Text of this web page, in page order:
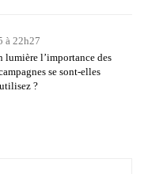
à 22h27
lumière l’importance des
se sont-elles
?